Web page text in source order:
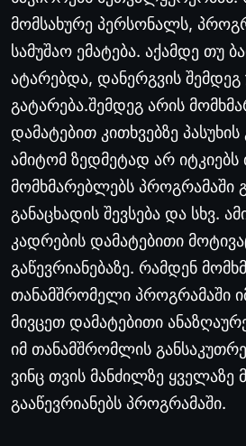
მომსახურე პერსონალს,
სამუშაო ემატება. აქამდე თუ
ატარებდა, დანერგვის შემდეგ
გატარება.შემდეგ არის
დამატებით კითხვებზე პასუხის
ამიტომ ზედმეტად არ იტკიებს
მომხმარებლებს პროგრამაში
განაცხადის შევსება და სხვ.
კადრების დამატებითი
გაწევრიანებაზე. რამდენ
თანამშრომელი პროგრამაში
მივცეთ დამატებითი
იმ თანამშრომლის
ვინც თვის მანძილზე ყველაზე
გააწევრიანებს პროგრამაში.